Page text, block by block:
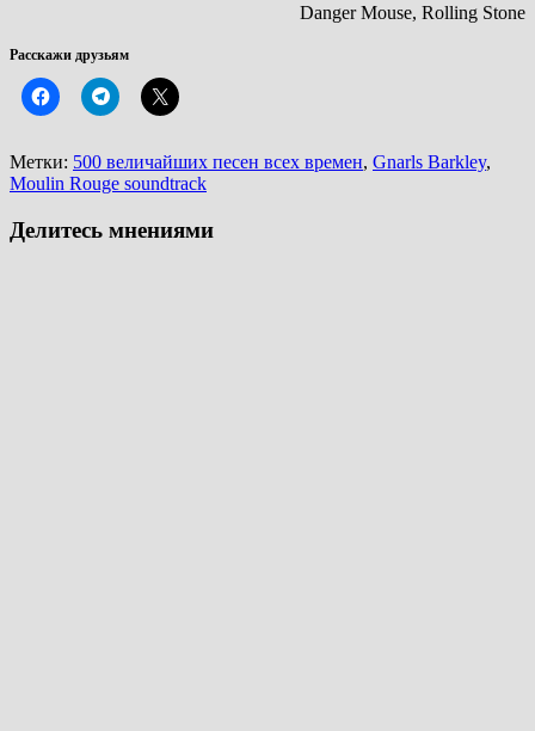
Danger Mouse, Rolling Stone
Расскажи друзьям
Метки: 500 величайших песен всех времен, Gnarls Barkley,
Moulin Rouge soundtrack
Делитесь мнениями